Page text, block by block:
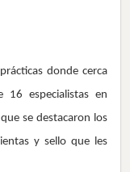
donde cerca
16 especialistas en
se destacaron los
y sello que les